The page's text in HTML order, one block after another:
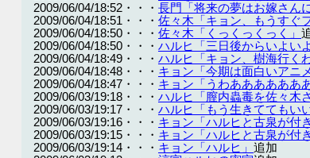
2009/06/04/18:52・・・ 長門「将来の夢はお嫁さん
2009/06/04/18:51・・・ 佐々木「キョン、もうすぐ
2009/06/04/18:50・・・ 佐々木「くっくっくっく」
2009/06/04/18:50・・・ ハルヒ「三日後からいよい
2009/06/04/18:49・・・ ハルヒ「キョン、樹海行く
2009/06/04/18:48・・・ キョン「今期は面白いアニ
2009/06/04/18:47・・・ キョン「うわああああああ
2009/06/03/19:18・・・ ハルヒ「膣内蟲毒を佐々木
2009/06/03/19:17・・・ ハルヒ「もう生きててもい
2009/06/03/19:16・・・ キョン「ハルヒと古泉が付
2009/06/03/19:15・・・ キョン「ハルヒと古泉が付
2009/06/03/19:14・・・ キョン「ハルヒ」 追加